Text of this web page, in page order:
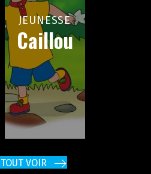
JEUNESSE
Caillou
TOUT VOIR